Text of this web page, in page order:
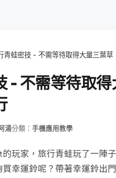
青蛙密技 - 不需等待取得大量三葉草
- 不需等待取
湯分類： 手機應用教學
玩家，旅行青蛙玩了一陣
幸運鈴呢？帶著幸運鈴出